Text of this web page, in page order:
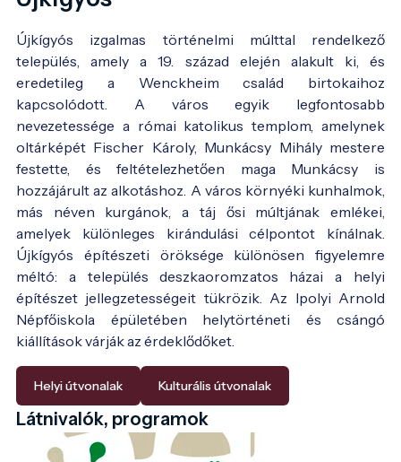
Újkígyós izgalmas történelmi múlttal rendelkező
település, amely a 19. század elején alakult ki, és
eredetileg a Wenckheim család birtokaihoz
kapcsolódott. A város egyik legfontosabb
nevezetessége a római katolikus templom, amelynek
oltárképét Fischer Károly, Munkácsy Mihály mestere
festette, és feltételezhetően maga Munkácsy is
hozzájárult az alkotáshoz. A város környéki kunhalmok,
más néven kurgánok, a táj ősi múltjának emlékei,
amelyek különleges kirándulási célpontot kínálnak.
Újkígyós építészeti öröksége különösen figyelemre
méltó: a település deszkaoromzatos házai a helyi
építészet jellegzetességeit tükrözik. Az Ipolyi Arnold
Népfőiskola épületében helytörténeti és csángó
kiállítások várják az érdeklődőket.
Helyi útvonalak Kulturális útvonalak
Látnivalók, programok